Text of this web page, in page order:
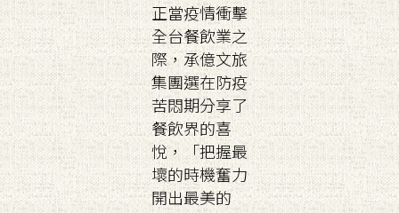
正當疫情衝擊
全台餐飲業之
際，承億文旅
集團選在防疫
苦悶期分享了
餐飲界的喜
悅，「把握最
壞的時機奮力
開出最美的